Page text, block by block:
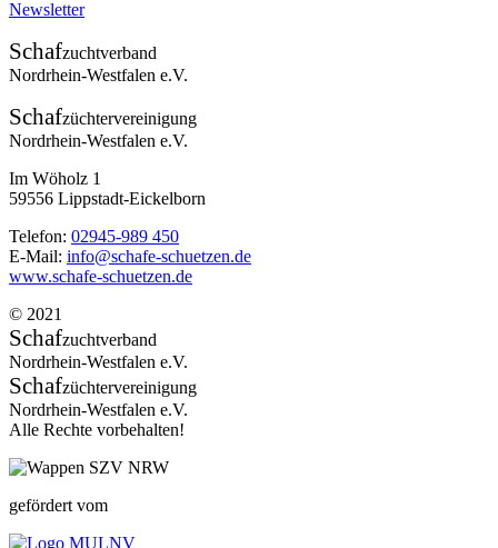
Newsletter
Schafzuchtverband
Nordrhein-Westfalen e.V.
Schafzüchtervereinigung
Nordrhein-Westfalen e.V.
Im Wöholz 1
59556 Lippstadt-Eickelborn
Telefon: 02945-989 450
E-Mail: info@schafe-schuetzen.de
www.schafe-schuetzen.de
© 2021
Schafzuchtverband
Nordrhein-Westfalen e.V.
Schafzüchtervereinigung
Nordrhein-Westfalen e.V.
Alle Rechte vorbehalten!
gefördert vom